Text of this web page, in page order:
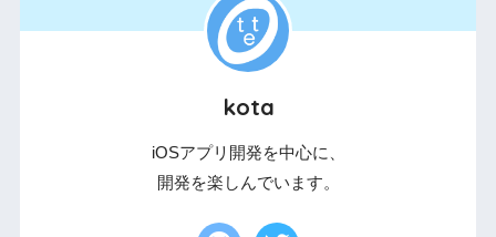
kota
iOSアプリ開発を中心に、
開発を楽しんでいます。